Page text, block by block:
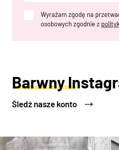
Wyrażam zgodę na
osobowych zgodnie z
Barwny
Śledź nasze konto